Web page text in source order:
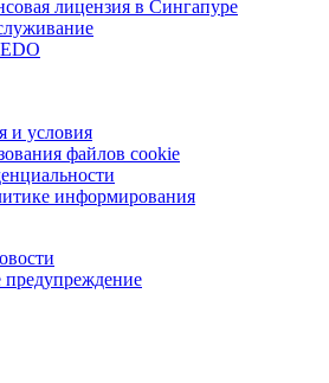
лицензия в Сингапуре
и условия
файлов cookie
информирования